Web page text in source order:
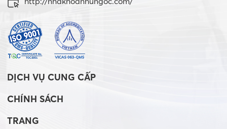
DỊCH VỤ CUNG CẤP
CHÍNH SÁCH
TRANG